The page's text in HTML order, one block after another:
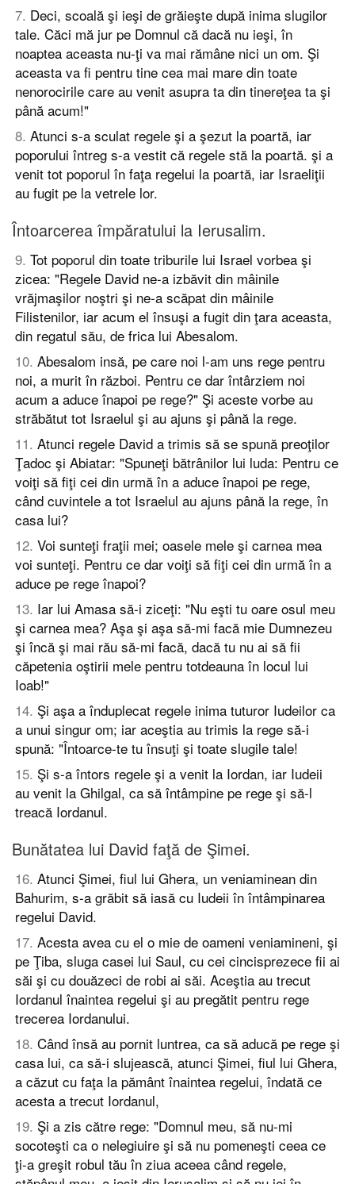
7. Deci, scoală şi ieşi de grăieşte după inima slugilor
tale. Căci mă jur pe Domnul că dacă nu ieşi, în
noaptea aceasta nu-ţi va mai rămâne nici un om. Şi
aceasta va fi pentru tine cea mai mare din toate
nenorocirile care au venit asupra ta din tinereţea ta şi
până acum!"
8. Atunci s-a sculat regele şi a şezut la poartă, iar
poporului întreg s-a vestit că regele stă la poartă. şi a
venit tot poporul în faţa regelui la poartă, iar Israeliţii
au fugit pe la vetrele lor.
Întoarcerea împăratului la Ierusalim.
9. Tot poporul din toate triburile lui Israel vorbea şi
zicea: "Regele David ne-a izbăvit din mâinile
vrăjmaşilor noştri şi ne-a scăpat din mâinile
Filistenilor, iar acum el însuşi a fugit din ţara aceasta,
din regatul său, de frica lui Abesalom.
10. Abesalom insă, pe care noi l-am uns rege pentru
noi, a murit în război. Pentru ce dar întârziem noi
acum a aduce înapoi pe rege?" Şi aceste vorbe au
străbătut tot Israelul şi au ajuns şi până la rege.
11. Atunci regele David a trimis să se spună preoţilor
Ţadoc şi Abiatar: "Spuneţi bătrânilor lui luda: Pentru ce
voiţi să fiţi cei din urmă în a aduce înapoi pe rege,
când cuvintele a tot Israelul au ajuns până la rege, în
casa lui?
12. Voi sunteţi fraţii mei; oasele mele şi carnea mea
voi sunteţi. Pentru ce dar voiţi să fiţi cei din urmă în a
aduce pe rege înapoi?
13. Iar lui Amasa să-i ziceţi: "Nu eşti tu oare osul meu
şi carnea mea? Aşa şi aşa să-mi facă mie Dumnezeu
şi încă şi mai rău să-mi facă, dacă tu nu ai să fii
căpetenia oştirii mele pentru totdeauna în locul lui
Ioab!"
14. Şi aşa a înduplecat regele inima tuturor Iudeilor ca
a unui singur om; iar aceştia au trimis la rege să-i
spună: "Întoarce-te tu însuţi şi toate slugile tale!
15. Şi s-a întors regele şi a venit la Iordan, iar Iudeii
au venit la Ghilgal, ca să întâmpine pe rege şi să-l
treacă Iordanul.
Bunătatea lui David faţă de Şimei.
16. Atunci Şimei, fiul lui Ghera, un veniaminean din
Bahurim, s-a grăbit să iasă cu Iudeii în întâmpinarea
regelui David.
17. Acesta avea cu el o mie de oameni veniamineni, şi
pe Ţiba, sluga casei lui Saul, cu cei cincisprezece fii ai
săi şi cu douăzeci de robi ai săi. Aceştia au trecut
Iordanul înaintea regelui şi au pregătit pentru rege
trecerea Iordanului.
18. Când însă au pornit luntrea, ca să aducă pe rege şi
casa lui, ca să-i slujească, atunci Şimei, fiul lui Ghera,
a căzut cu faţa la pământ înaintea regelui, îndată ce
acesta a trecut Iordanul,
19. Şi a zis către rege: "Domnul meu, să nu-mi
socoteşti ca o nelegiuire şi să nu pomeneşti ceea ce
ţi-a greşit robul tău în ziua aceea când regele,